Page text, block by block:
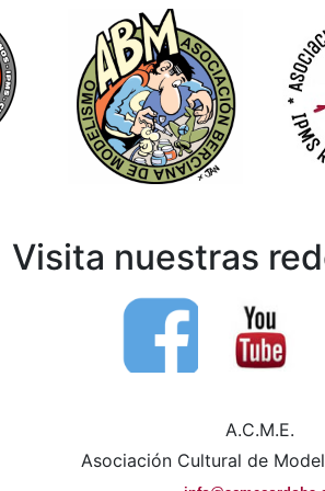
Visita nuestras
A.C.M.E.
Asociación Cultural de